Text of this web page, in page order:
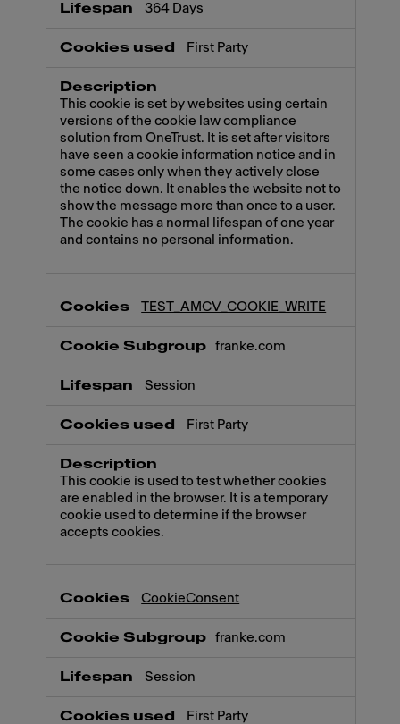
364 Days
First Party
This cookie is set by websites using certain
versions of the cookie law compliance
solution from OneTrust. It is set after visitors
have seen a cookie information notice and in
some cases only when they actively close
the notice down. It enables the website not to
show the message more than once to a user.
The cookie has a normal lifespan of one year
and contains no personal information.
TEST_AMCV_COOKIE_WRITE
franke.com
Session
First Party
This cookie is used to test whether cookies
are enabled in the browser. It is a temporary
cookie used to determine if the browser
accepts cookies.
CookieConsent
franke.com
Session
First Party